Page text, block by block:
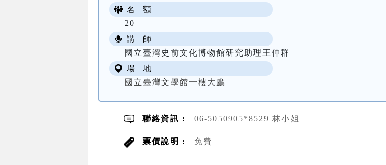
名 額
20
講 師
國立臺灣史前文化博物館研究助理王仲群
場 地
國立臺灣文學館一樓大廳
聯絡資訊 : 06-5050905*8529 林小姐
票價說明 : 免費